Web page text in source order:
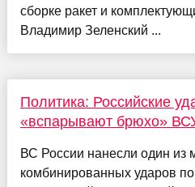
сборке ракет и
Владимир Зеленский ...
Политика: Российские
«вспарывают брюхо»
ВС России нанесли один
комбинированных ударов